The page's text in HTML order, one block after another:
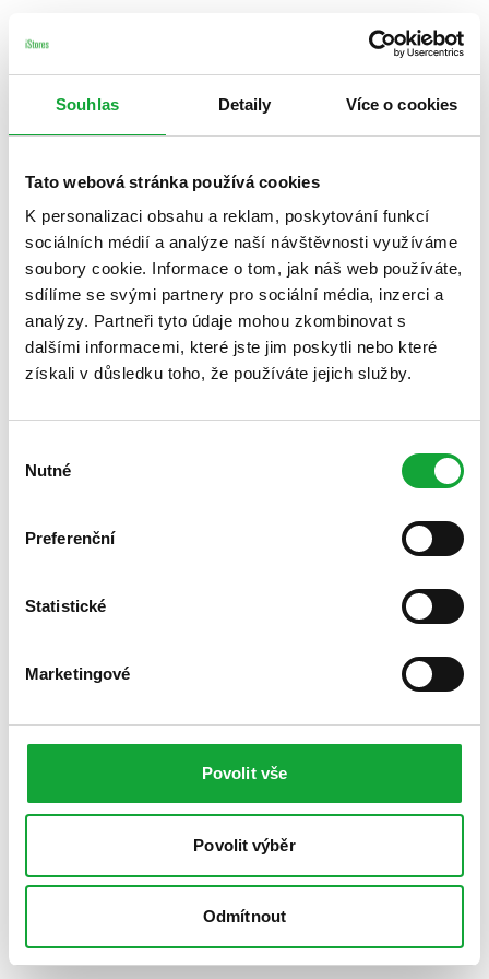
Souhlas Detaily Více o cookies
Tato webová stránka používá cookies
K personalizaci obsahu a reklam, poskytování funkcí
sociálních médií a analýze naší návštěvnosti využíváme
soubory cookie. Informace o tom, jak náš web používáte,
sdílíme se svými partnery pro sociální média, inzerci a
analýzy. Partneři tyto údaje mohou zkombinovat s
dalšími informacemi, které jste jim poskytli nebo které
získali v důsledku toho, že používáte jejich služby.
souhlasu
Nutné
Preferenční
Statistické
Marketingové
Povolit vše
Povolit výběr
Odmítnout